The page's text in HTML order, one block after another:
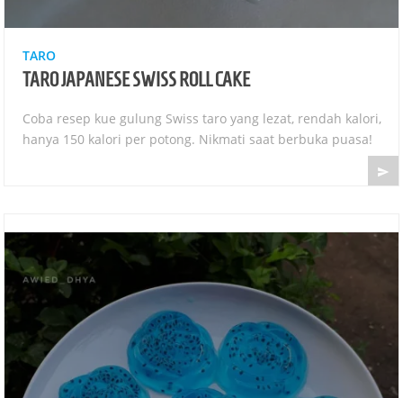
TARO
TARO JAPANESE SWISS ROLL CAKE
Coba resep kue gulung Swiss taro yang lezat, rendah kalori,
hanya 150 kalori per potong. Nikmati saat berbuka puasa!
